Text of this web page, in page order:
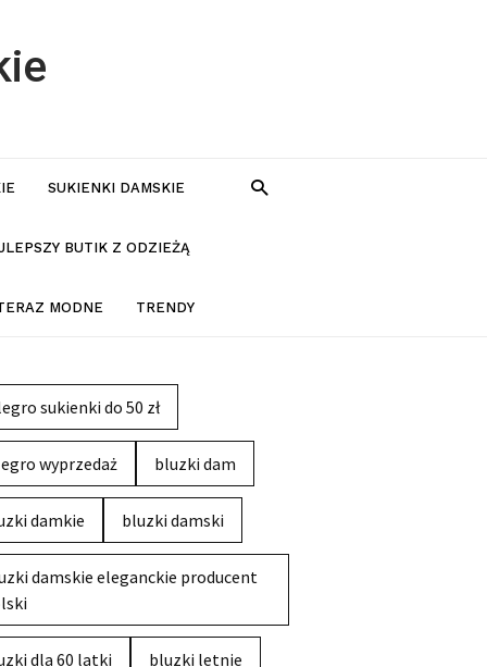
SUKIENKI DAMSKIE
BUTIK Z ODZIEŻĄ
MODNE TRENDY
sukienki do 50 zł
wyprzedaż bluzki dam
damkie bluzki damski
damskie eleganckie producent
dla 60 latki bluzki letnie